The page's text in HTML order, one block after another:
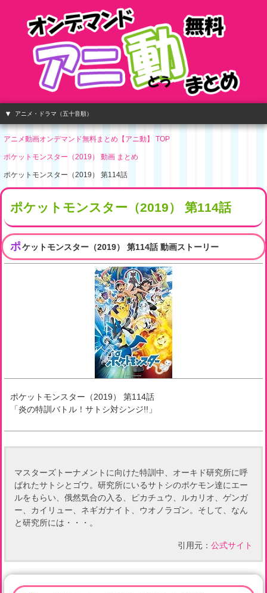
アニメ・ドラマ（五十音順）
アニメ動画オンデマンド無料まとめ【アニ動】 TOP
ポケットモンスター（2019） 動画 まとめ
ポケットモンスター（2019） 第114話
ポケットモンスター（2019） 第114話
ポケットモンスター（2019） 第114話 動画ストーリー
ポケットモンスター（2019） 第114話
「炎の特訓バトル！サトシ対シンジ!! 」
マスターズトーナメントに向けた特訓中、オーキド研究所に呼
ばれたサトシとゴウ。研究所にいるサトシのポケモン達にエー
ルをもらい、俄然気合の入る、ピカチュウ、ルカリオ、ゲンガ
ー、カイリュー、ネギガナイト、ウオノラゴン。そして、なん
と研究所には・・・。
引用元： 公式サイト